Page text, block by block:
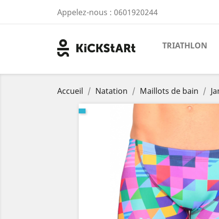
Appelez-nous : 0601920244
TRIATHLON
Accueil Natation Maillots de bain